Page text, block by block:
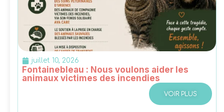
juillet 10, 2026
Fontainebleau : Nous voulons aider les
animaux victimes des incendies
VOIR PLUS